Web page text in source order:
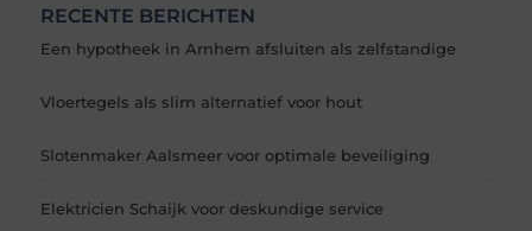
RECENTE BERICHTEN
Een hypotheek in Arnhem afsluiten als zelfstandige
Vloertegels als slim alternatief voor hout
Slotenmaker Aalsmeer voor optimale beveiliging
Elektricien Schaijk voor deskundige service